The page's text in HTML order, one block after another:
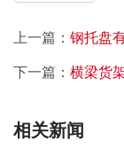
上一篇： 钢托盘
下一篇： 横梁货
相关新闻